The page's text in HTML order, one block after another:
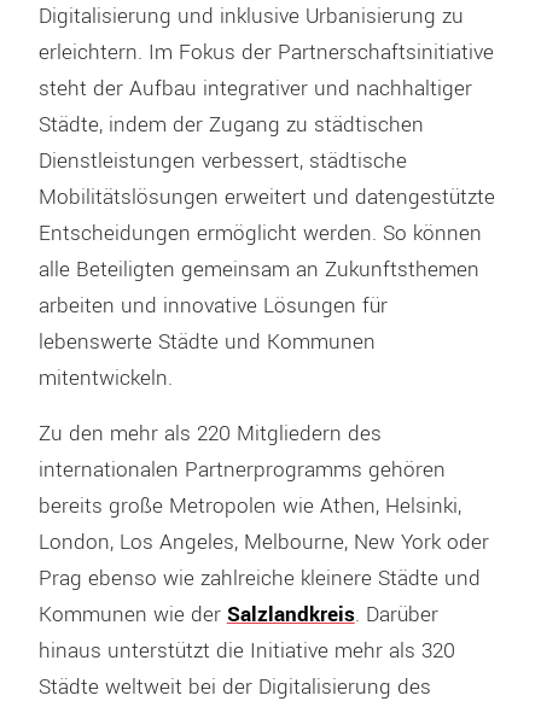
Digitalisierung und inklusive Urbanisierung zu
erleichtern. Im Fokus der Partnerschaftsinitiative
steht der Aufbau integrativer und nachhaltiger
Städte, indem der Zugang zu städtischen
Dienstleistungen verbessert, städtische
Mobilitätslösungen erweitert und datengestützte
Entscheidungen ermöglicht werden. So können
alle Beteiligten gemeinsam an Zukunftsthemen
arbeiten und innovative Lösungen für
lebenswerte Städte und Kommunen
mitentwickeln.
Zu den mehr als 220 Mitgliedern des
internationalen Partnerprogramms gehören
bereits große Metropolen wie Athen, Helsinki,
London, Los Angeles, Melbourne, New York oder
Prag ebenso wie zahlreiche kleinere Städte und
Kommunen wie derSalzlandkreis. Darüber
hinaus unterstützt die Initiative mehr als 320
Städte weltweit bei der Digitalisierung des